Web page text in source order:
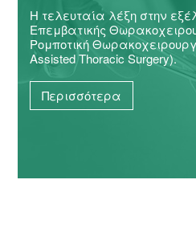
Η τελευταία λέξη στην
Επεμβατικής
Ρομποτική
Assisted Thoracic Surgery).
Περισσότερα